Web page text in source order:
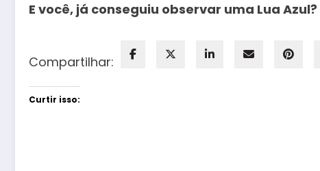
E você, já conseguiu observar uma Lua
Compartilhar:
Curtir isso: